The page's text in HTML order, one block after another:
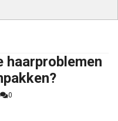
haarproblemen
0